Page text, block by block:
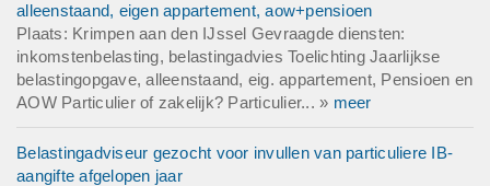
alleenstaand, eigen appartement, aow+pensioen
Plaats: Krimpen aan den IJssel Gevraagde diensten:
inkomstenbelasting, belastingadvies Toelichting Jaarlijkse
belastingopgave, alleenstaand, eig. appartement, Pensioen en
AOW Particulier of zakelijk? Particulier... » meer
Belastingadviseur gezocht voor invullen van particuliere IB-
aangifte afgelopen jaar